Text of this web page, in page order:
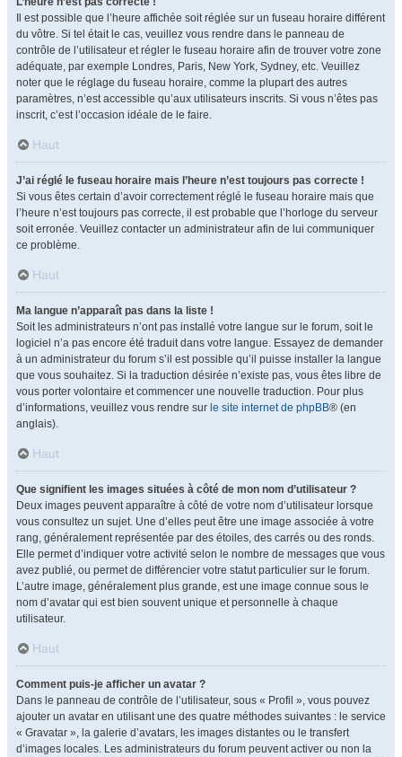
Il est possible que l’heure affichée soit réglée sur un fuseau horaire différent
du vôtre. Si tel était le cas, veuillez vous rendre dans le panneau de
contrôle de l’utilisateur et régler le fuseau horaire afin de trouver votre zone
adéquate, par exemple Londres, Paris, New York, Sydney, etc. Veuillez
noter que le réglage du fuseau horaire, comme la plupart des autres
paramètres, n’est accessible qu’aux utilisateurs inscrits. Si vous n’êtes pas
inscrit, c’est l’occasion idéale de le faire.
Haut
J’ai réglé le fuseau horaire mais l’heure n’est toujours pas correcte !
Si vous êtes certain d’avoir correctement réglé le fuseau horaire mais que
l’heure n’est toujours pas correcte, il est probable que l’horloge du serveur
soit erronée. Veuillez contacter un administrateur afin de lui communiquer
ce problème.
Haut
Ma langue n’apparaît pas dans la liste !
Soit les administrateurs n’ont pas installé votre langue sur le forum, soit le
logiciel n’a pas encore été traduit dans votre langue. Essayez de demander
à un administrateur du forum s’il est possible qu’il puisse installer la langue
que vous souhaitez. Si la traduction désirée n’existe pas, vous êtes libre de
vous porter volontaire et commencer une nouvelle traduction. Pour plus
d’informations, veuillez vous rendre sur le site internet de phpBB® (en
anglais).
Haut
Que signifient les images situées à côté de mon nom d’utilisateur ?
Deux images peuvent apparaître à côté de votre nom d’utilisateur lorsque
vous consultez un sujet. Une d’elles peut être une image associée à votre
rang, généralement représentée par des étoiles, des carrés ou des ronds.
Elle permet d’indiquer votre activité selon le nombre de messages que vous
avez publié, ou permet de différencier votre statut particulier sur le forum.
L’autre image, généralement plus grande, est une image connue sous le
nom d’avatar qui est bien souvent unique et personnelle à chaque
utilisateur.
Haut
Comment puis-je afficher un avatar ?
Dans le panneau de contrôle de l’utilisateur, sous « Profil », vous pouvez
ajouter un avatar en utilisant une des quatre méthodes suivantes : le service
« Gravatar », la galerie d’avatars, les images distantes ou le transfert
d’images locales. Les administrateurs du forum peuvent activer ou non la